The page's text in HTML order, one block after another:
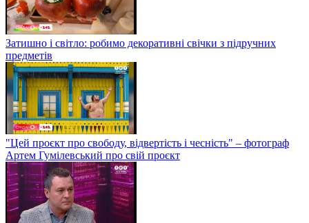
Затишно і світло: робимо декоративні свічки з підручних
предметів
"Цей проєкт про свободу, відвертість і чесність" – фотограф
Артем Гумілевський про свій проєкт